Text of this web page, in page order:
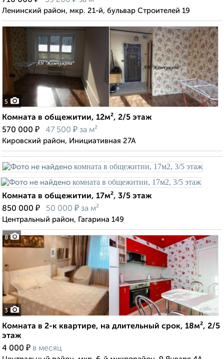
Ленинский район, мкр. 21-й, бульвар Строителей 19
5
Комната в общежитии, 12м², 2/5 этаж
570 000 ₽ 47 500 ₽ за м²
Кировский район, Инициативная 27А
8
Комната в общежитии, 17м², 3/5 этаж
850 000 ₽ 50 000 ₽ за м²
Центральный район, Гагарина 149
3
Комната в 2-к квартире, на длительный срок, 18м², 2/5
этаж
4 000 ₽ в месяц